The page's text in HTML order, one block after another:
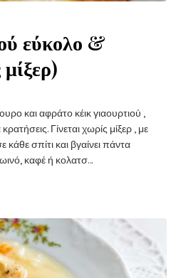
εύκολο &
και αφράτο κέικ γιαουρτιού ,
Γίνεται χωρίς μίξερ , με
σπίτι και βγαίνει πάντα
καφέ ή κολατσ…